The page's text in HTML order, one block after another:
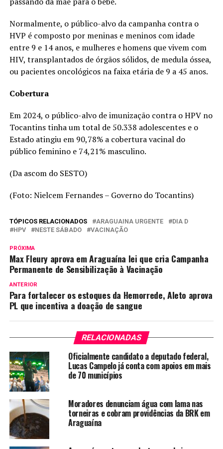
Normalmente, o público-alvo da campanha contra o
HVP é composto por meninas e meninos com idade
entre 9 e 14 anos, e mulheres e homens que vivem com
HIV, transplantados de órgãos sólidos, de medula óssea,
ou pacientes oncológicos na faixa etária de 9 a 45 anos.
Cobertura
Em 2024, o público-alvo de imunização contra o HPV no
Tocantins tinha um total de 50.338 adolescentes e o
Estado atingiu em 90,78% a cobertura vacinal do
público feminino e 74,21% masculino.
(Da ascom do SESTO)
(Foto: Nielcem Fernandes – Governo do Tocantins)
TÓPICOS RELACIONADOS ARAGUAINA URGENTE
DIA D
HPV
NESTE SÁBADO VACINAÇÃO
PRÓXIMA
Max Fleury aprova em Araguaína lei que cria Campanha
Permanente de Sensibilização à Vacinação
ANTERIOR
Para fortalecer os estoques da Hemorrede, Aleto aprova
PL que incentiva a doação de sangue
RELACIONADAS
Oficialmente candidato a deputado federal,
Lucas Campelo já conta com apoios em mais
de 70 municípios
Moradores denunciam água com lama nas
torneiras e cobram providências da BRK em
Araguaína